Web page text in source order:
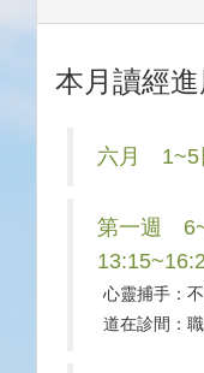
本月讀經
六月 1~5
第一週
心靈捕手：
道在診間：